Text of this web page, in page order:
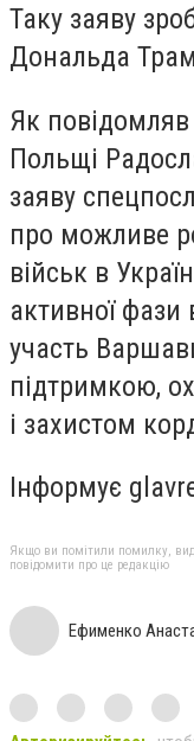
Таку заяву
Дональда
Як
Польщі
заяву
про можливе
військ в
активної фази
участь
підтримкою,
і захистом
Інформує
Якщо ви помітили помилку,
повідомити про це редакцію
Ефименко